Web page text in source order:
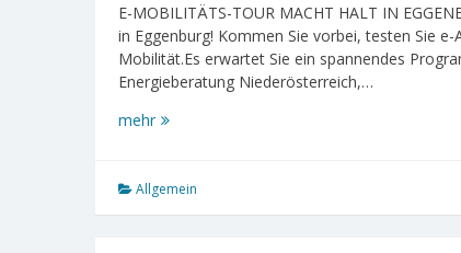
E-MOBILITÄTS-TOUR MACHT HALT IN
in Eggenburg! Kommen Sie vorbei, testen Sie
Mobilität.Es erwartet Sie ein spannendes
Energieberatung Niederösterreich,…
mehreNu
Allgemein